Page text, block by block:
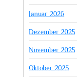
Januar 2026
Dezember 2025
November 2025
Oktober 2025